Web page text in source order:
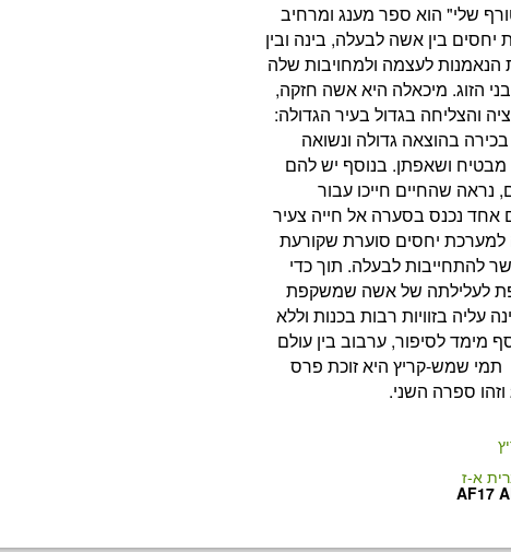
שלי" הוא ספר מענג ומרחיב
יחסים בין אשה לבעלה, בינה ובין
לעצמה ולמחויבות שלה
הזוג. מיכאלה היא אשה חזקה,
והצליחה בגדול בעיר הגדולה:
בהוצאה גדולה ונשואה
מבטיח ושאפתן. בנוסף יש להם
נראה שהחיים חייכו עבור
אחד נכנס בסערה אל חייה צעיר
יחסים סוערת שקורעת
להתחייבות לבעלה. תוך כדי
לעלילתה של אשה שמשקפת
עליה בזוויות רבות בכנות וללא
מימד לסיפור, ערבוב בין עולם
שמש-קריץ היא זוכת פרס
א-ז